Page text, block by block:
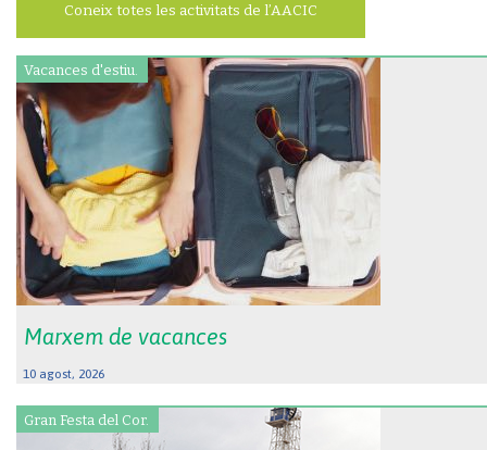
Coneix totes les activitats de l’AACIC
Vacances d'estiu.
Marxem de vacances
10 agost, 2026
Gran Festa del Cor.